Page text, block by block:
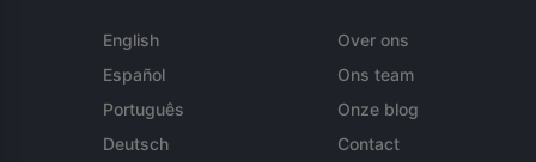
English
Español
Português
Deutsch
Over ons
Ons team
Onze blog
Contact